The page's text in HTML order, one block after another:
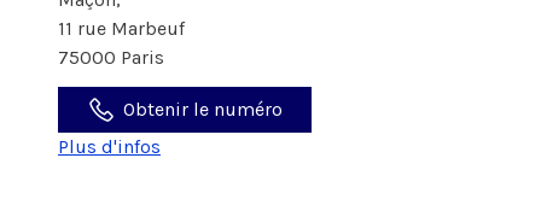
11 rue Marbeuf
75000 Paris
Obtenir le numéro
Plus d'infos